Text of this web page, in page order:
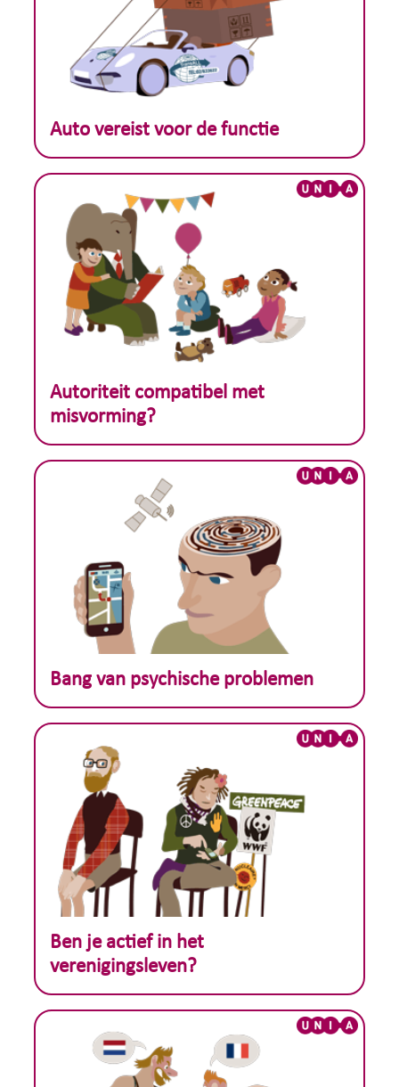
Theoretisch voorbeeld :
Auto vereist voor de functie
Theoretisch voorbeeld :
Autoriteit compatibel met
misvorming?
Theoretisch voorbeeld :
Bang van psychische problemen
Theoretisch voorbeeld :
Ben je actief in het
verenigingsleven?